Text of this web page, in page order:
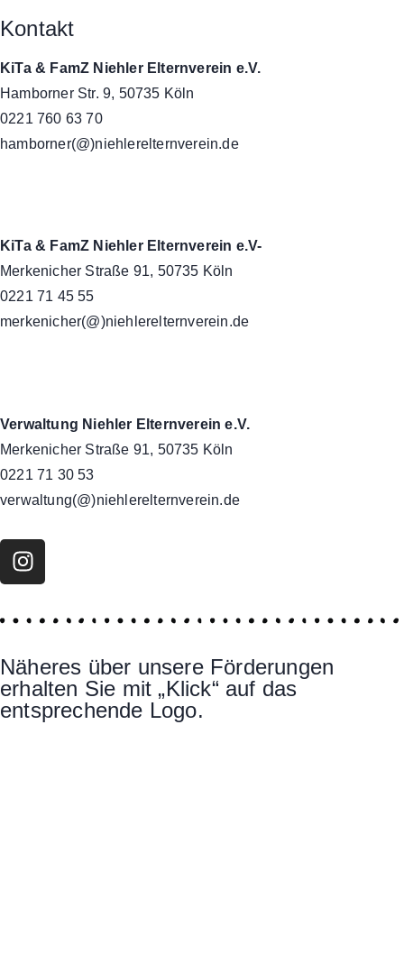
Kontakt
KiTa & FamZ Niehler Elternverein e.V.
Hamborner Str. 9, 50735 Köln
0221 760 63 70
hamborner(@)niehlerelternverein.de
KiTa & FamZ Niehler Elternverein e.V-
Merkenicher Straße 91, 50735 Köln
0221 71 45 55
merkenicher(@)niehlerelternverein.de
Verwaltung Niehler Elternverein e.V.
Merkenicher Straße 91, 50735 Köln
0221 71 30 53
verwaltung(@)niehlerelternverein.de
Näheres über unsere Förderungen
erhalten Sie mit „Klick“ auf das
entsprechende Logo.